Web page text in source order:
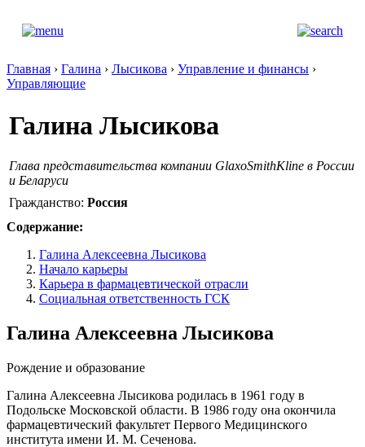
Главная › Галина › Лысикова › Управление и финансы ›
Управляющие
Галина Лысикова
Глава представительства компании GlaxoSmithKline в России
и Беларуси
Гражданство: Россия
Содержание:
Галина Алексеевна Лысикова
Начало карьеры
Карьера в фармацевтической отрасли
Социальная ответственность ГСК
Галина Алексеевна Лысикова
Рождение и образование
Галина Алексеевна Лысикова родилась в 1961 году в
Подольске Московской области. В 1986 году она окончила
фармацевтический факультет Первого Медицинского
института имени И. М. Сеченова.